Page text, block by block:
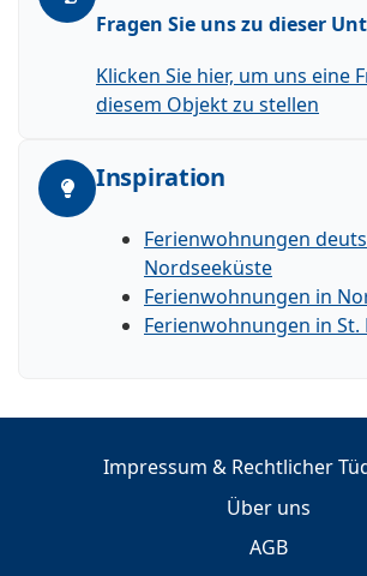
Fragen Sie uns zu dieser
Klicken Sie hier, um uns eine
diesem Objekt zu stellen
Inspiration
Ferienwohnungen
Nordseeküste
Ferienwohnungen in
Ferienwohnungen in
Impressum & Rechtlicher
Über uns
AGB